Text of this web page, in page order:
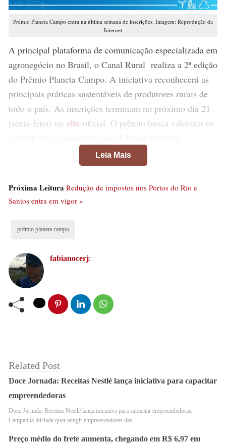
Prêmio Planeta Campo entra na última semana de inscrições. Imagem: Reprodução da
Internet
A principal plataforma de comunicação especializada em
agronegócio no Brasil, o Canal Rural realiza a 2ª edição
do Prêmio Planeta Campo. A iniciativa reconhecerá as
principais práticas sustentáveis de produtores rurais de
todo o país. As inscrições terminam no próximo dia 21
(sexta-feira) no site oficial. O prêmio busca valorizar os
produtivas e com impacto positivo para o meio ambiente
Dessa forma, a premiação é um dos pilares do projeto
sustentabilidade da TV brasileira. Nela, se avaliam
desenvolvem ações de ESG nas categorias agricultura e
pecuária, além de uma categoria específica para a
agroindústria. Aliás, em 2022, mais de 170 propriedades
se inscreveram.
Leia Mais
Próxima Leitura Redução de impostos nos Portos do Rio e
Santos entra em vigor »
prêmio planeta campo
fabianocerj:
Related Post
Doce Jornada: Receitas Nestlé lança iniciativa para capacitar
empreendedoras
Doce Jornada: Receitas Nestlé lança iniciativa para capacitar empreendedoras;
Campanha iniciada quer atingir empreendedoras das…
Preço médio do frete aumenta, chegando em R$ 6,97 em